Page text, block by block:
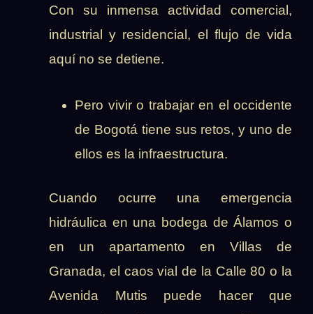
Con su inmensa actividad comercial,
industrial y residencial, el flujo de vida
aquí no se detiene.
Pero vivir o trabajar en el occidente
de Bogotá tiene sus retos, y uno de
ellos es la infraestructura.
Cuando ocurre una emergencia
hidráulica en una bodega de Álamos o
en un apartamento en Villas de
Granada, el caos vial de la Calle 80 o la
Avenida Mutis puede hacer que